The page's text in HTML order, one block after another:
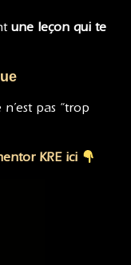
une leçon qui te
pas “trop
KRE ici